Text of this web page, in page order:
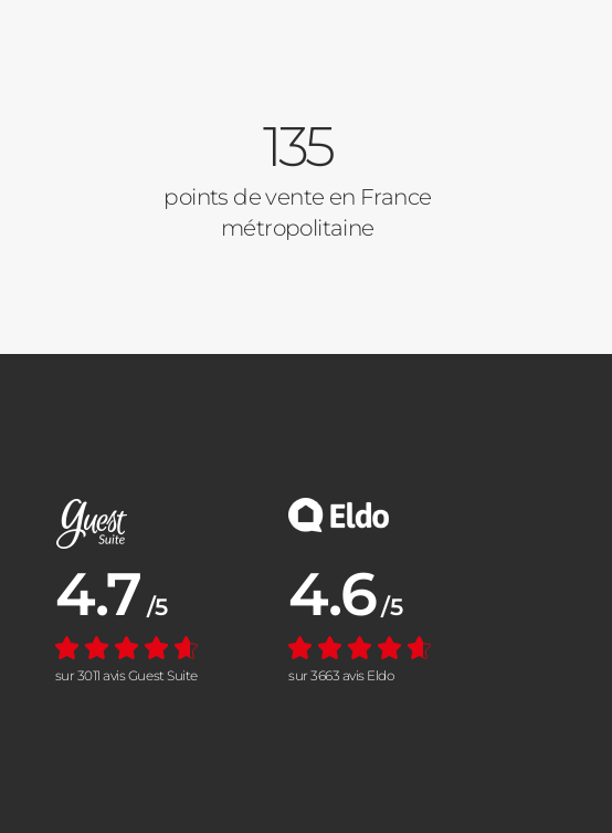
135
points de vente en France
métropolitaine
Note moyenne :
4.7 /5
sur 3011 avis Guest Suite
Note moyenne :
4.6 /5
sur 3663 avis Eldo